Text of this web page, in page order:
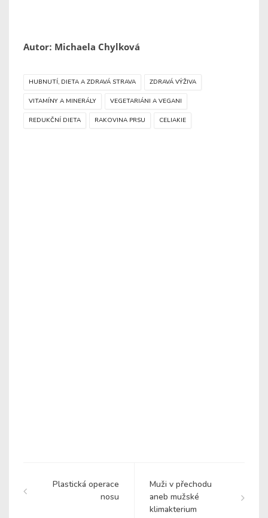
Autor: Michaela Chylková
HUBNUTÍ, DIETA A ZDRAVÁ STRAVA ZDRAVÁ VÝŽIVA
VITAMÍNY A MINERÁLY VEGETARIÁNI A VEGANI
REDUKČNÍ DIETA RAKOVINA PRSU CELIAKIE
Plastická operace
nosu
Muži v přechodu
aneb mužské
klimakterium